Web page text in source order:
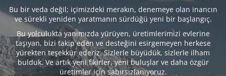
Bu bir veda değil; içimizdeki merakın, denemeye olan inancın
ve sürekli yeniden yaratmanın sürdüğü yeni bir başlangıç.
Bu yolculukta yanımızda yürüyen, üretimlerimizi evlerine
taşıyan, bizi takip eden ve desteğini esirgemeyen herkese
yürekten teşekkür ederiz. Sizlerle büyüdük, sizlerle ilham
bulduk. Ve artık yeni fikirler, yeni buluşlar ve daha özgür
üretimler için sabırsızlanıyoruz.